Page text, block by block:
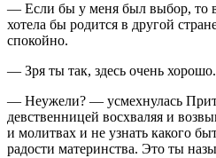
— Если бы у меня был выбор, то
хотела бы родится в другой
спокойно.
— Зря ты так, здесь очень хорошо.
— Неужели? — усмехнулась
девственницей восхваляя и
и молитвах и не узнать какого
радости материнства. Это ты